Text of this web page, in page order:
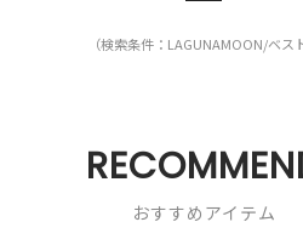
（検索条件：LAGUNAMOON/ベスト
おすすめアイテム